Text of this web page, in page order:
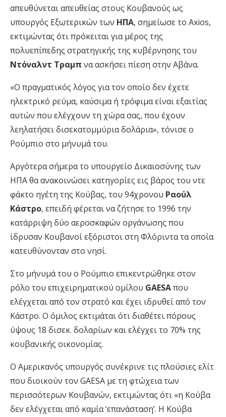
απευθύνεται απευθείας στους Κουβανούς ως
υπουργός Εξωτερικών των ΗΠΑ, σημείωσε το Axios,
εκτιμώντας ότι πρόκειται για μέρος της
πολυεπίπεδης στρατηγικής της κυβέρνησης του
Ντόναλντ Τραμπ να ασκήσει πίεση στην Αβάνα.
«Ο πραγματικός λόγος για τον οποίο δεν έχετε
ηλεκτρικό ρεύμα, καύσιμα ή τρόφιμα είναι εξαιτίας
αυτών που ελέγχουν τη χώρα σας, που έχουν
λεηλατήσει δισεκατομμύρια δολάρια», τόνισε ο
Ρούμπιο στο μήνυμά του.
Αργότερα σήμερα το υπουργείο Δικαιοσύνης των
ΗΠΑ θα ανακοινώσει κατηγορίες εις βάρος του ντε
φάκτο ηγέτη της Κούβας, του 94χρονου Ραούλ
Κάστρο, επειδή φέρεται να ζήτησε το 1996 την
κατάρριψη δύο αεροσκαφών οργάνωσης που
ίδρυσαν Κουβανοί εξόριστοι στη Φλόριντα τα οποία
κατευθύνονταν στο νησί.
Στο μήνυμά του ο Ρούμπιο επικεντρώθηκε στον
ρόλο του επιχειρηματικού ομίλου GAESAπου
ελέγχεται από τον στρατό και έχει ιδρυθεί από τον
Κάστρο. Ο όμιλος εκτιμάται ότι διαθέτει πόρους
ύψους 18 δισεκ. δολαρίων και ελέγχει το 70% της
κουβανικής οικονομίας.
Ο Αμερικανός υπουργός συνέκρινε τις πλούσιες ελίτ
που διοικούν τον GAESA με τη φτώχεια των
περισσότερων Κουβανών, εκτιμώντας ότι «η Κούβα
δεν ελέγχεται από καμία ‘επανάσταση’. Η Κούβα